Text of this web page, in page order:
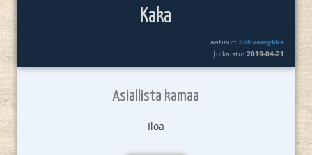
Kaka
Laatinut:Sohvamykkä
Julkaistu:2019-04-21
Asiallista kamaa
Iloa